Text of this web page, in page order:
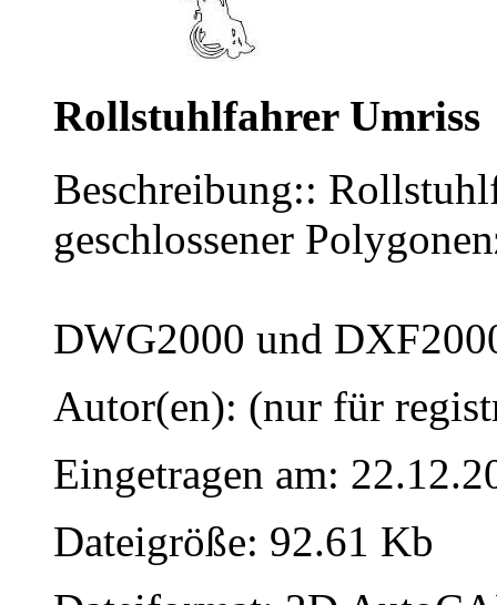
Rollstuhlfahrer Umriss
Beschreibung::
geschlossener
DWG2000 und
Autor(en): (nur für
Eingetragen am:
Dateigröße: 92.61 Kb